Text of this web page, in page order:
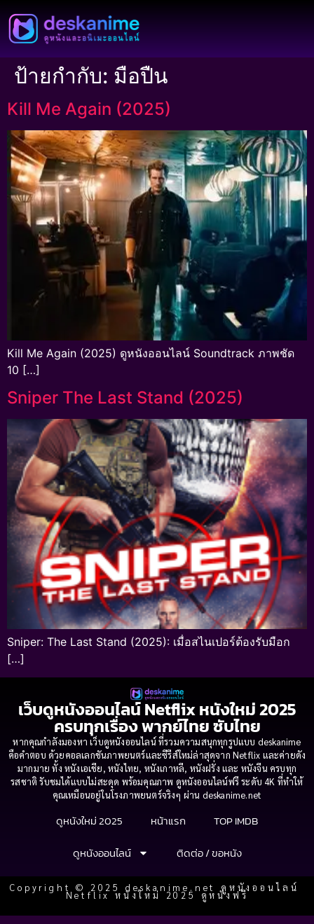
ป้ายกำกับ: มือปืน
Kill Me Again (2025)
Kill Me Again (2025) ดูหนังออนไลน์ Soundtrack ภาพชัด
10 […]
Sniper The Last Stand (2025)
Sniper: The Last Stand (2025): เมื่อสไนเปอร์ต้องรับมือก
[…]
เว็บดูหนังออนไลน์ Netflix หนังใหม่ 2025
ครบทุกเรื่อง พากย์ไทย ซับไทย
หากคุณกำลังมองหา เว็บดูหนังออนไลน์ ที่รวมความสนุกทุกรูปแบบ deskanime
คือคำตอบ ด้วยคอลเลกชันภาพยนตร์และซีรีส์ใหม่ล่าสุดจาก Netflix และค่ายดัง
มากมาย ทั้ง หนังเอเชีย, หนังไทย, หนังเกาหลี, หนังฝรั่ง และ หนังจีน ครบทุก
รสชาติ รับชมได้แบบไม่สะดุด พร้อมคุณภาพ ดูหนังออนไลน์ฟรี ระดับ 4K ที่ทำให้
คุณเหมือนอยู่ในโรงภาพยนตร์จริงๆ ผ่าน deskanime.net
ดูหนังใหม่ 2025 หน้าแรก
TOP IMDB
ดูหนังออนไลน์
ติดต่อ / ขอหนัง
Copyright © 2025 deskanime.net ดูหนังออนไลน์
Netflix หนังใหม่ 2025 ดูหนังฟรี